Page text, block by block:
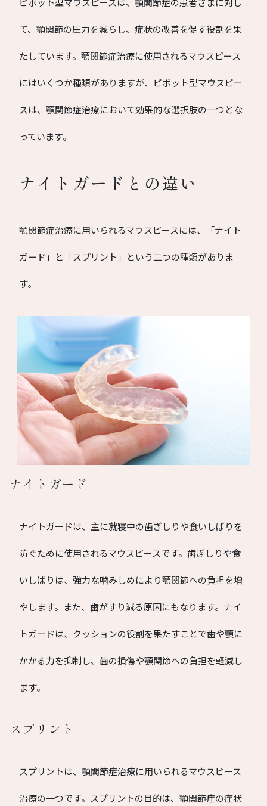
て、顎関節の圧力を減らし、症状の改善を促す役割を果
たしています。顎関節症治療に使用されるマウスピース
にはいくつか種類がありますが、ピボット型マウスピー
スは、顎関節症治療において効果的な選択肢の一つとな
っています。
ナイトガードとの違い
顎関節症治療に用いられるマウスピースには、「ナイト
ガード」と「スプリント」という二つの種類がありま
す。
ナイトガード
ナイトガードは、主に就寝中の歯ぎしりや食いしばりを
防ぐために使用されるマウスピースです。歯ぎしりや食
いしばりは、強力な噛みしめにより顎関節への負担を増
やします。また、歯がすり減る原因にもなります。ナイ
トガードは、クッションの役割を果たすことで歯や顎に
かかる力を抑制し、歯の損傷や顎関節への負担を軽減し
ます。
スプリント
スプリントは、顎関節症治療に用いられるマウスピース
治療の一つです。スプリントの目的は、顎関節症の症状